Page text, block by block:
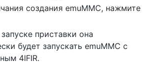
создания emuMMC, нажмите
приставки она
будет запускать emuMMC с
4IFIR.